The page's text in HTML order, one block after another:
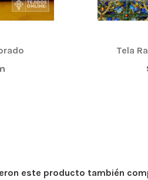
Tela
este producto también